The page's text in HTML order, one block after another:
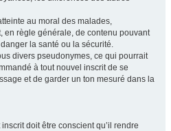
au moral des malades,
en règle générale, de contenu pouvant
la santé ou la sécurité.
divers pseudonymes, ce qui pourrait
à tout nouvel inscrit de se
et de garder un ton mesuré dans la
doit être conscient qu’il rendre